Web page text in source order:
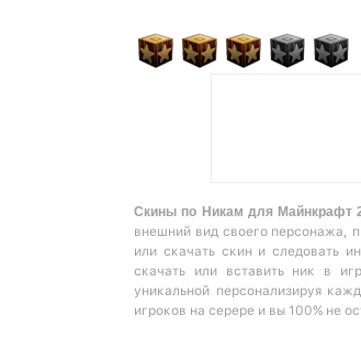
Скины по Никам для Майнкрафт
внешний вид своего персонажа,
или скачать скин и следовать
скачать или вставить ник в
уникальной персонализируя
игроков на серере и вы 100% не